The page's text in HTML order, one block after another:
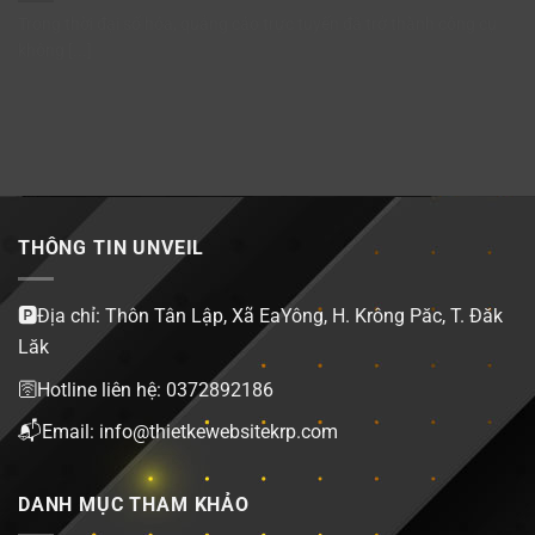
THÔNG TIN UNVEIL
🅿️Địa chỉ: Thôn Tân Lập, Xã EaYông, H. Krông Păc, T. Đăk
Lăk
🛜Hotline liên hệ: 0372892186
📬Email: info@thietkewebsitekrp.com
DANH MỤC THAM KHẢO